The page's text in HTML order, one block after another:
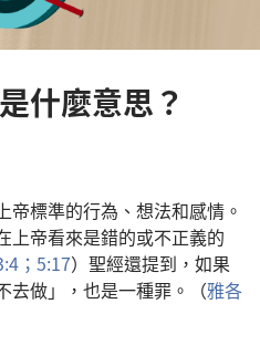
什麼意思？
標準的行為、想法和感情。
上帝看來是錯的或不正義的
； 5:17）聖經還提到，如果
去做」，也是一種罪。（雅各